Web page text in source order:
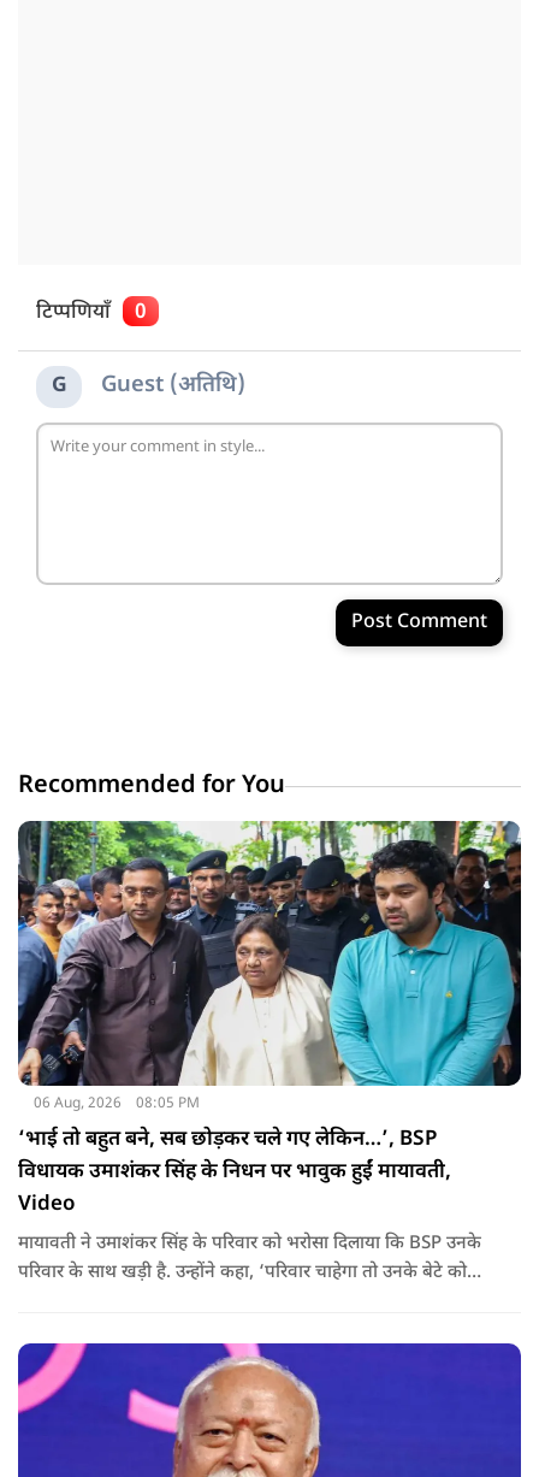
टिप्पणियाँ 0
G Guest (अतिथि)
Post Comment
Recommended for You
06 Aug, 2026 08:05 PM
‘भाई तो बहुत बने, सब छोड़कर चले गए लेकिन…’, BSP
विधायक उमाशंकर सिंह के निधन पर भावुक हुईं मायावती,
Video
मायावती ने उमाशंकर सिंह के परिवार को भरोसा दिलाया कि BSP उनके
परिवार के साथ खड़ी है. उन्होंने कहा, ‘परिवार चाहेगा तो उनके बेटे को